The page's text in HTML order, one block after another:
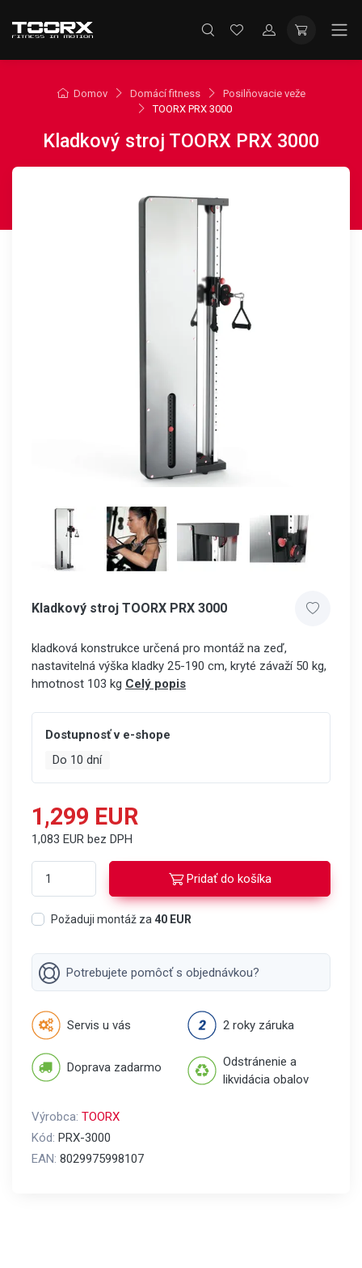
Domov Domácí fitness
Posilňovacie veže
TOORX PRX 3000
Kladkový stroj TOORX PRX 3000
Kladkový stroj TOORX PRX 3000
kladková konstrukce určená pro montáž na zeď,
nastavitelná výška kladky 25-190 cm, kryté závaží 50 kg,
hmotnost 103 kg Celý popis
Dostupnosť v e-shope
Do 10 dní
1,299 EUR
1,083 EUR bez DPH
Pridať do košíka
Požaduji montáž za 40 EUR
Potrebujete pomôcť s objednávkou?
Servis u vás 2 roky záruka
Doprava zadarmo
Odstránenie a
likvidácia obalov
Výrobca: TOORX
Kód: PRX-3000
EAN: 8029975998107